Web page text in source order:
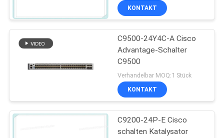
KONTAKT
C9500-24Y4C-A Cisco
Advantage-Schalter
C9500
Verhandelbar MOQ:1 Stück
KONTAKT
C9200-24P-E Cisco
schalten Katalysator